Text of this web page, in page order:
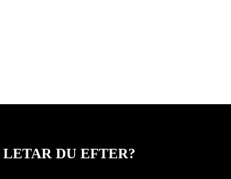
LETAR DU EFTER?